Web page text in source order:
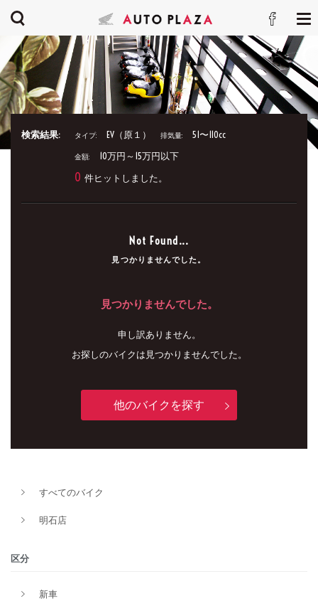
検索結果: タイプ: EV（原１） 排気量: 51〜110cc
金額: 10万円～15万円以下
0 件ヒットしました。
Not Found...
見つかりませんでした。
見つかりませんでした。
申し訳ありません。
お探しのバイクは見つかりませんでした。
他のバイクを探す
すべてのバイク
明石店
区分
新車
タイプ
メーカー